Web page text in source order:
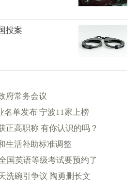
投案
府常务会议
名单发布 宁波11家上榜
正高职称 有你认识的吗？
生活补助标准调整
国英语等级考试要预约了
洗碗引争议 陶勇删长文